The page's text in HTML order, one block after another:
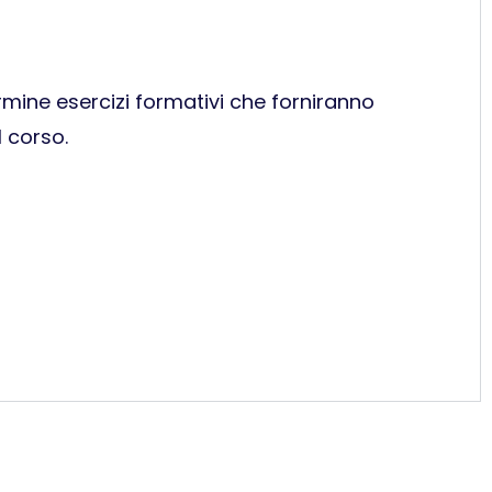
esercizi formativi che forniranno
corso.